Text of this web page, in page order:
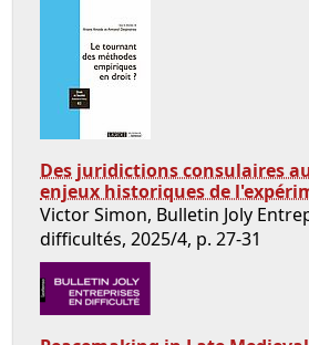
Des juridictions consulaires
enjeux historiques de
Victor Simon, Bulletin Joly
difficultés, 2025/4, p. 27-31